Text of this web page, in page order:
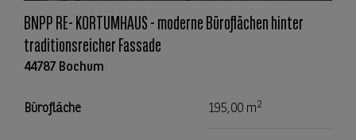
BNPP RE- KORTUMHAUS - moderne Büroflächen hinter
traditionsreicher Fassade
44787 Bochum
Bürofläche 195,00 m2